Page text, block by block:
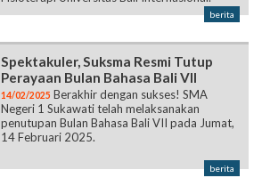
berita
Spektakuler, Suksma Resmi Tutup
Perayaan Bulan Bahasa Bali VII
14/02/2025 Berakhir dengan sukses! SMA
Negeri 1 Sukawati telah melaksanakan
penutupan Bulan Bahasa Bali VII pada Jumat,
14 Februari 2025.
berita